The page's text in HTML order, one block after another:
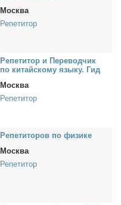
Москва
Репетитор
Ре­пе­ти­тор и Пе­ре­вод­чик
по ки­тай­ско­му язы­ку. Гид
Москва
Репетитор
Ре­пе­ти­то­ров по физи­ке
Москва
Репетитор